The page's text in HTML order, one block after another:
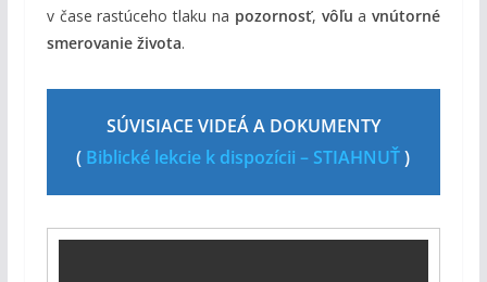
v čase rastúceho tlaku na pozornosť, vôľu avnútorné
smerovanie života.
SÚVISIACE VIDEÁ A DOKUMENTY
( Biblické lekcie k dispozícii – STIAHNUŤ)